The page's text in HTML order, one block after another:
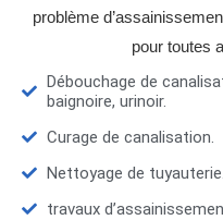
problème
pour toutes
Débouchage de
baignoire, urinoir.
Curage de canalisation.
Nettoyage de tuyauterie.
travaux